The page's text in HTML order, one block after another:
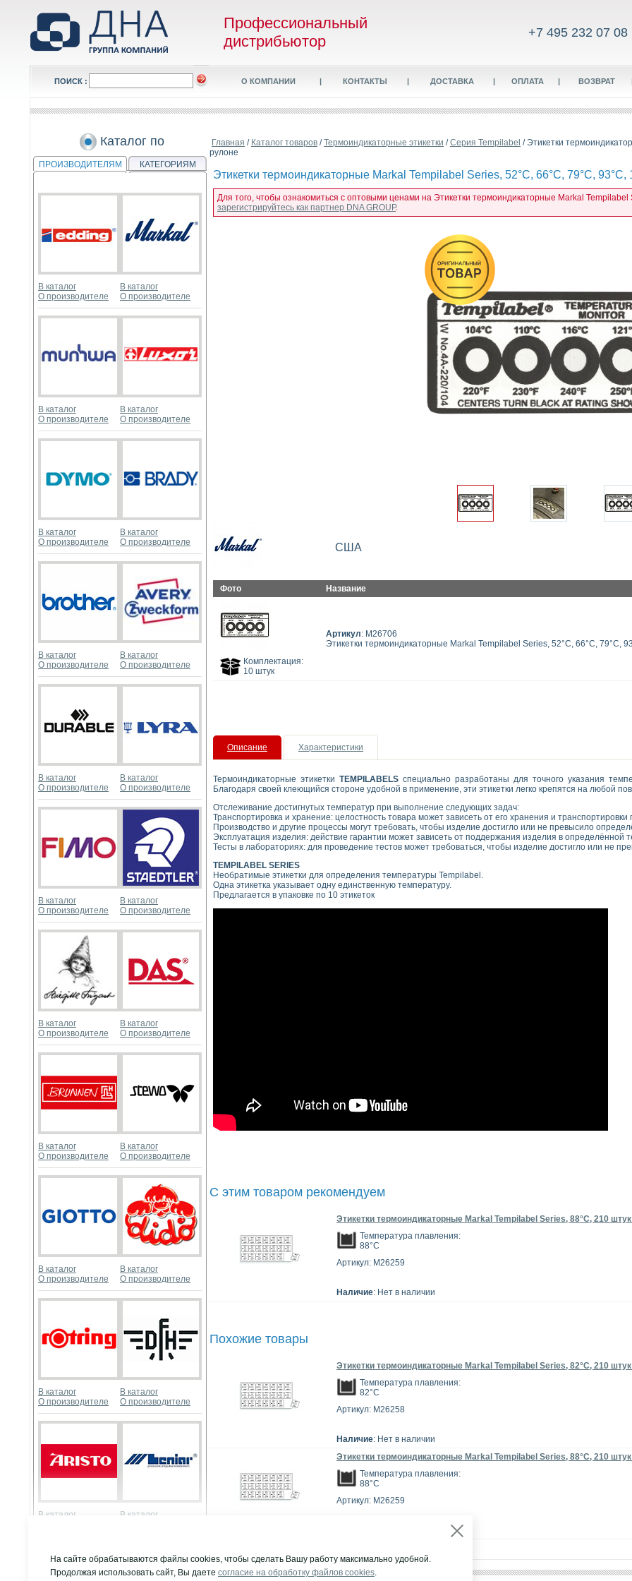
Профессиональный
дистрибьютор
+7 495 232 07 08
ПОИСК : О КОМПАНИИ | КОНТАКТЫ | ДОСТАВКА | ОПЛАТА | ВОЗВРАТ
Каталог по
ПРОИЗВОДИТЕЛЯМ КАТЕГОРИЯМ
В каталог
О производителе
В каталог
О производителе
В каталог
О производителе
В каталог
О производителе
В каталог
О производителе
В каталог
О производителе
В каталог
О производителе
В каталог
О производителе
В каталог
О производителе
В каталог
О производителе
В каталог
О производителе
В каталог
О производителе
В каталог
О производителе
В каталог
О производителе
В каталог
О производителе
В каталог
О производителе
В каталог
О производителе
В каталог
О производителе
В каталог
О производителе
В каталог
О производителе
В каталог
В каталог
Главная / Каталог товаров /Термоиндикаторные этикетки /Серия Tempilabel / Этикетки
рулоне
Этикетки термоиндикаторные Markal Tempilabel Series, 52°C, 66°C, 79°C, 93°C,
Для того, чтобы ознакомиться с оптовыми ценами на Этикетки термоиндикаторные Markal Tempilabel
зарегистрируйтесь как партнер DNA GROUP.
США
Фото Название
Комплектация:
10 штук
Артикул: M26706
Этикетки термоиндикаторные Markal Tempilabel Series, 52°C, 66°C, 79°C,
Описание Характеристики
Термоиндикаторные этикетки TEMPILABELS специально разработаны для точного указания
Благодаря своей клеющийся стороне удобной в применение, эти этикетки легко крепятся на любой
Отслеживание достигнутых температур при выполнение следующих задач:
Транспортировка и хранение: целостность товара может зависеть от его хранения и
Производство и другие процессы могут требовать, чтобы изделие достигло или не превысило
Эксплуатация изделия: действие гарантии может зависеть от поддержания изделия в определённой
Тесты в лабораториях: для проведение тестов может требоваться, чтобы изделие достигло или не
TEMPILABEL SERIES
Необратимые этикетки для определения температуры Tempilabel.
Одна этикетка указывает одну единственную температуру.
Предлагается в упаковке по 10 этикеток
С этим товаром рекомендуем
Этикетки термоиндикаторные Markal Tempilabel Series, 88°C, 210
Температура плавления:
88°C
Артикул: M26259
Наличие: Нет в наличии
Похожие товары
Этикетки термоиндикаторные Markal Tempilabel Series, 82°C, 210
Температура плавления:
82°C
Артикул: M26258
Наличие: Нет в наличии
Этикетки термоиндикаторные Markal Tempilabel Series, 88°C, 210
Температура плавления:
88°C
Артикул: M26259
На сайте обрабатываются файлы cookies, чтобы сделать Вашу работу максимально удобной.
Продолжая использовать сайт, Вы даете согласие на обработку файлов cookies.